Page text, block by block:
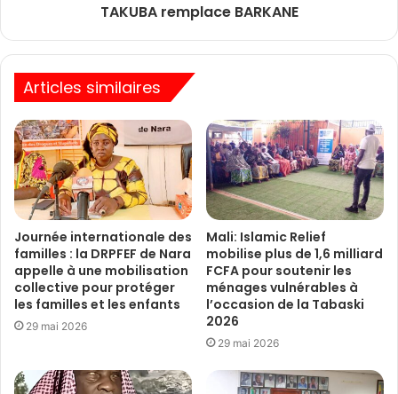
TAKUBA remplace BARKANE
Articles similaires
Journée internationale des
familles : la DRPFEF de Nara
appelle à une mobilisation
collective pour protéger
les familles et les enfants
29 mai 2026
Mali: Islamic Relief
mobilise plus de 1,6 milliard
FCFA pour soutenir les
ménages vulnérables à
l’occasion de la Tabaski
2026
29 mai 2026